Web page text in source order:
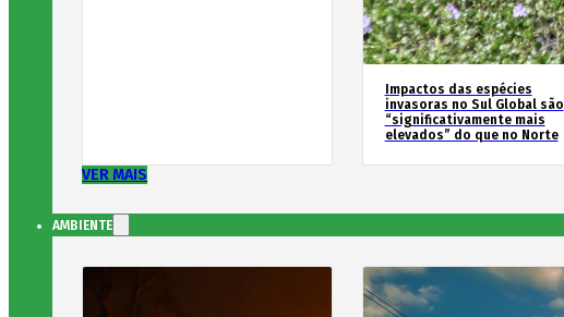
Impactos das espécies
invasoras no Sul Global são
“significativamente mais
elevados” do que no Norte
VER MAIS
AMBIENTE